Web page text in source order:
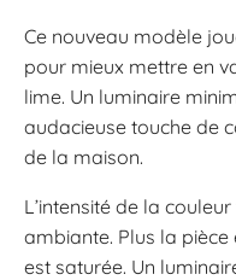
Ce nouveau modèle
pour mieux mettre en
lime. Un luminaire
audacieuse touche de
de la maison.
L’intensité de la
ambiante. Plus la
est saturée. Un